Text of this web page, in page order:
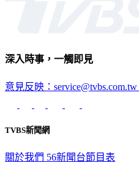
深入時事，一觸即見
意見反映：service@tvbs.com.tw
TVBS新聞網
關於我們 56新聞台節目表